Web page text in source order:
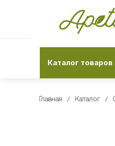
Каталог товаров
Главная Каталог